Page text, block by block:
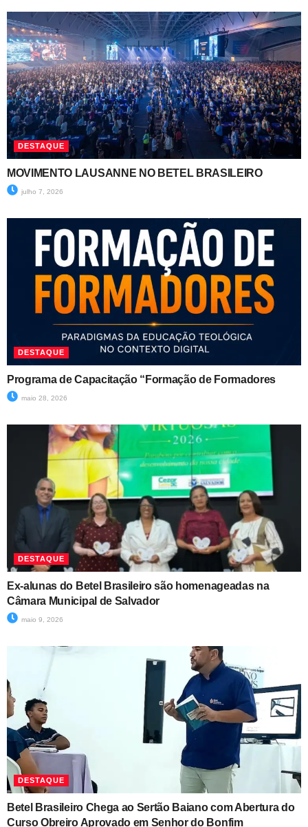
DESTAQUE
MOVIMENTO LAUSANNE NO BETEL BRASILEIRO
julho 7, 2026
DESTAQUE
Programa de Capacitação “Formação de Formadores
maio 28, 2026
DESTAQUE
Ex-alunas do Betel Brasileiro são homenageadas na
Câmara Municipal de Salvador
maio 9, 2026
DESTAQUE
Betel Brasileiro Chega ao Sertão Baiano com Abertura do
Curso Obreiro Aprovado em Senhor do Bonfim